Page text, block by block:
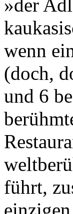
»der
wenn
(doch,
und 6
führt,